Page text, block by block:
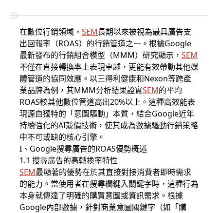
在數位行銷領域， SEM長期以來被視為最具廣告支
出回報率（ROAS）的行銷管道之一。根據Google
最新發布的行銷組合模型（MMM）研究顯示， SEM
不僅在直接轉換率上表現卓越，更能有效帶動其他媒
體管道的協同效應。以三得利健康和Nexon等跨產
業品牌為例，其MMM分析結果證實SEM的平均
ROAS較其他數位管道高出20%以上。這種高效能表
現源自獨特的「意圖驅動」本質，結合Google近年
持續強化的AI競價技術，使其成為數據驅動行銷策略
中不可或缺的核心引擎。
I、Google搜尋廣告的ROAS優勢概述
1.1 搜尋廣告的高轉換率特性
SEM最顯著的優勢在於其直接對接消費者即時需求
的能力。當使用者在搜尋欄鍵入關鍵字時，這種行為
本身就傳達了明確的購買意圖或資訊需求。根據
Google內部數據，針對商業意圖關鍵字（如「購